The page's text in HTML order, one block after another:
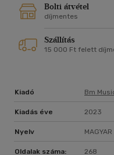
Bolti átvétel
díjmentes
Szállítás
15 000 Ft felett
Kiadó Bm
Kiadás éve 2023
Nyelv MAGYAR
Oldalak száma: 268